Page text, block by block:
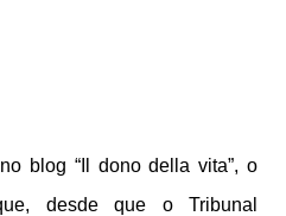
blog “Il dono della vita”, o
desde que o Tribunal